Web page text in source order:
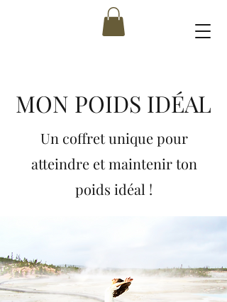
MON POIDS IDÉAL
Un coffret unique pour
atteindre et maintenir ton
poids idéal !